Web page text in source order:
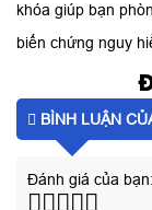
khóa giúp bạn
biến chứng nguy
BÌNH LUẬN
Đánh giá của bạn: